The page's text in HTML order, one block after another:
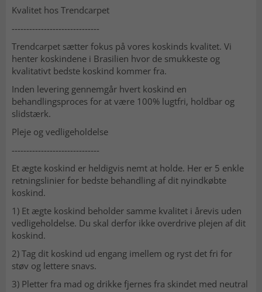
Kvalitet hos Trendcarpet
------------------------------
Trendcarpet sætter fokus på vores koskinds kvalitet. Vi
henter koskindene i Brasilien hvor de smukkeste og
kvalitativt bedste koskind kommer fra.
Inden levering gennemgår hvert koskind en
behandlingsproces for at være 100% lugtfri, holdbar og
slidstærk.
Pleje og vedligeholdelse
------------------------------
Et ægte koskind er heldigvis nemt at holde. Her er 5 enkle
retningslinier for bedste behandling af dit nyindkøbte
koskind.
1) Et ægte koskind beholder samme kvalitet i årevis uden
vedligeholdelse. Du skal derfor ikke overdrive plejen af dit
koskind.
2) Tag dit koskind ud engang imellem og ryst det fri for
støv og lettere snavs.
3) Pletter fra mad og drikke fjernes fra skindet med neutral